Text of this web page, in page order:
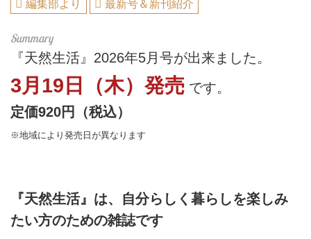
編集部より 最新号＆新刊紹介
『天然生活』2026年5月号が出来ました。
3月19日（木）発売 です。
定価920円（税込）
※地域により発売日が異なります
『天然生活』は、自分らしく暮らしを楽しみ
たい方のための雑誌です